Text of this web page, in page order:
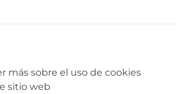
más sobre el uso de cookies
sitio web